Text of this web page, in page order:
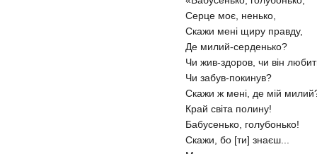
Серце моє, ненько,
Скажи мені щиру правду,
Де милий-серденько?
Чи жив-здоров, чи він
Чи забув-покинув?
Скажи ж мені, де мій
Край світа полину!
Бабусенько, голубонько!
Скажи, бо [ти] знаєш...